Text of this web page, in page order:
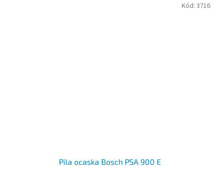
Pila ocaska Bosch PSA 900 E
Kód: 3716